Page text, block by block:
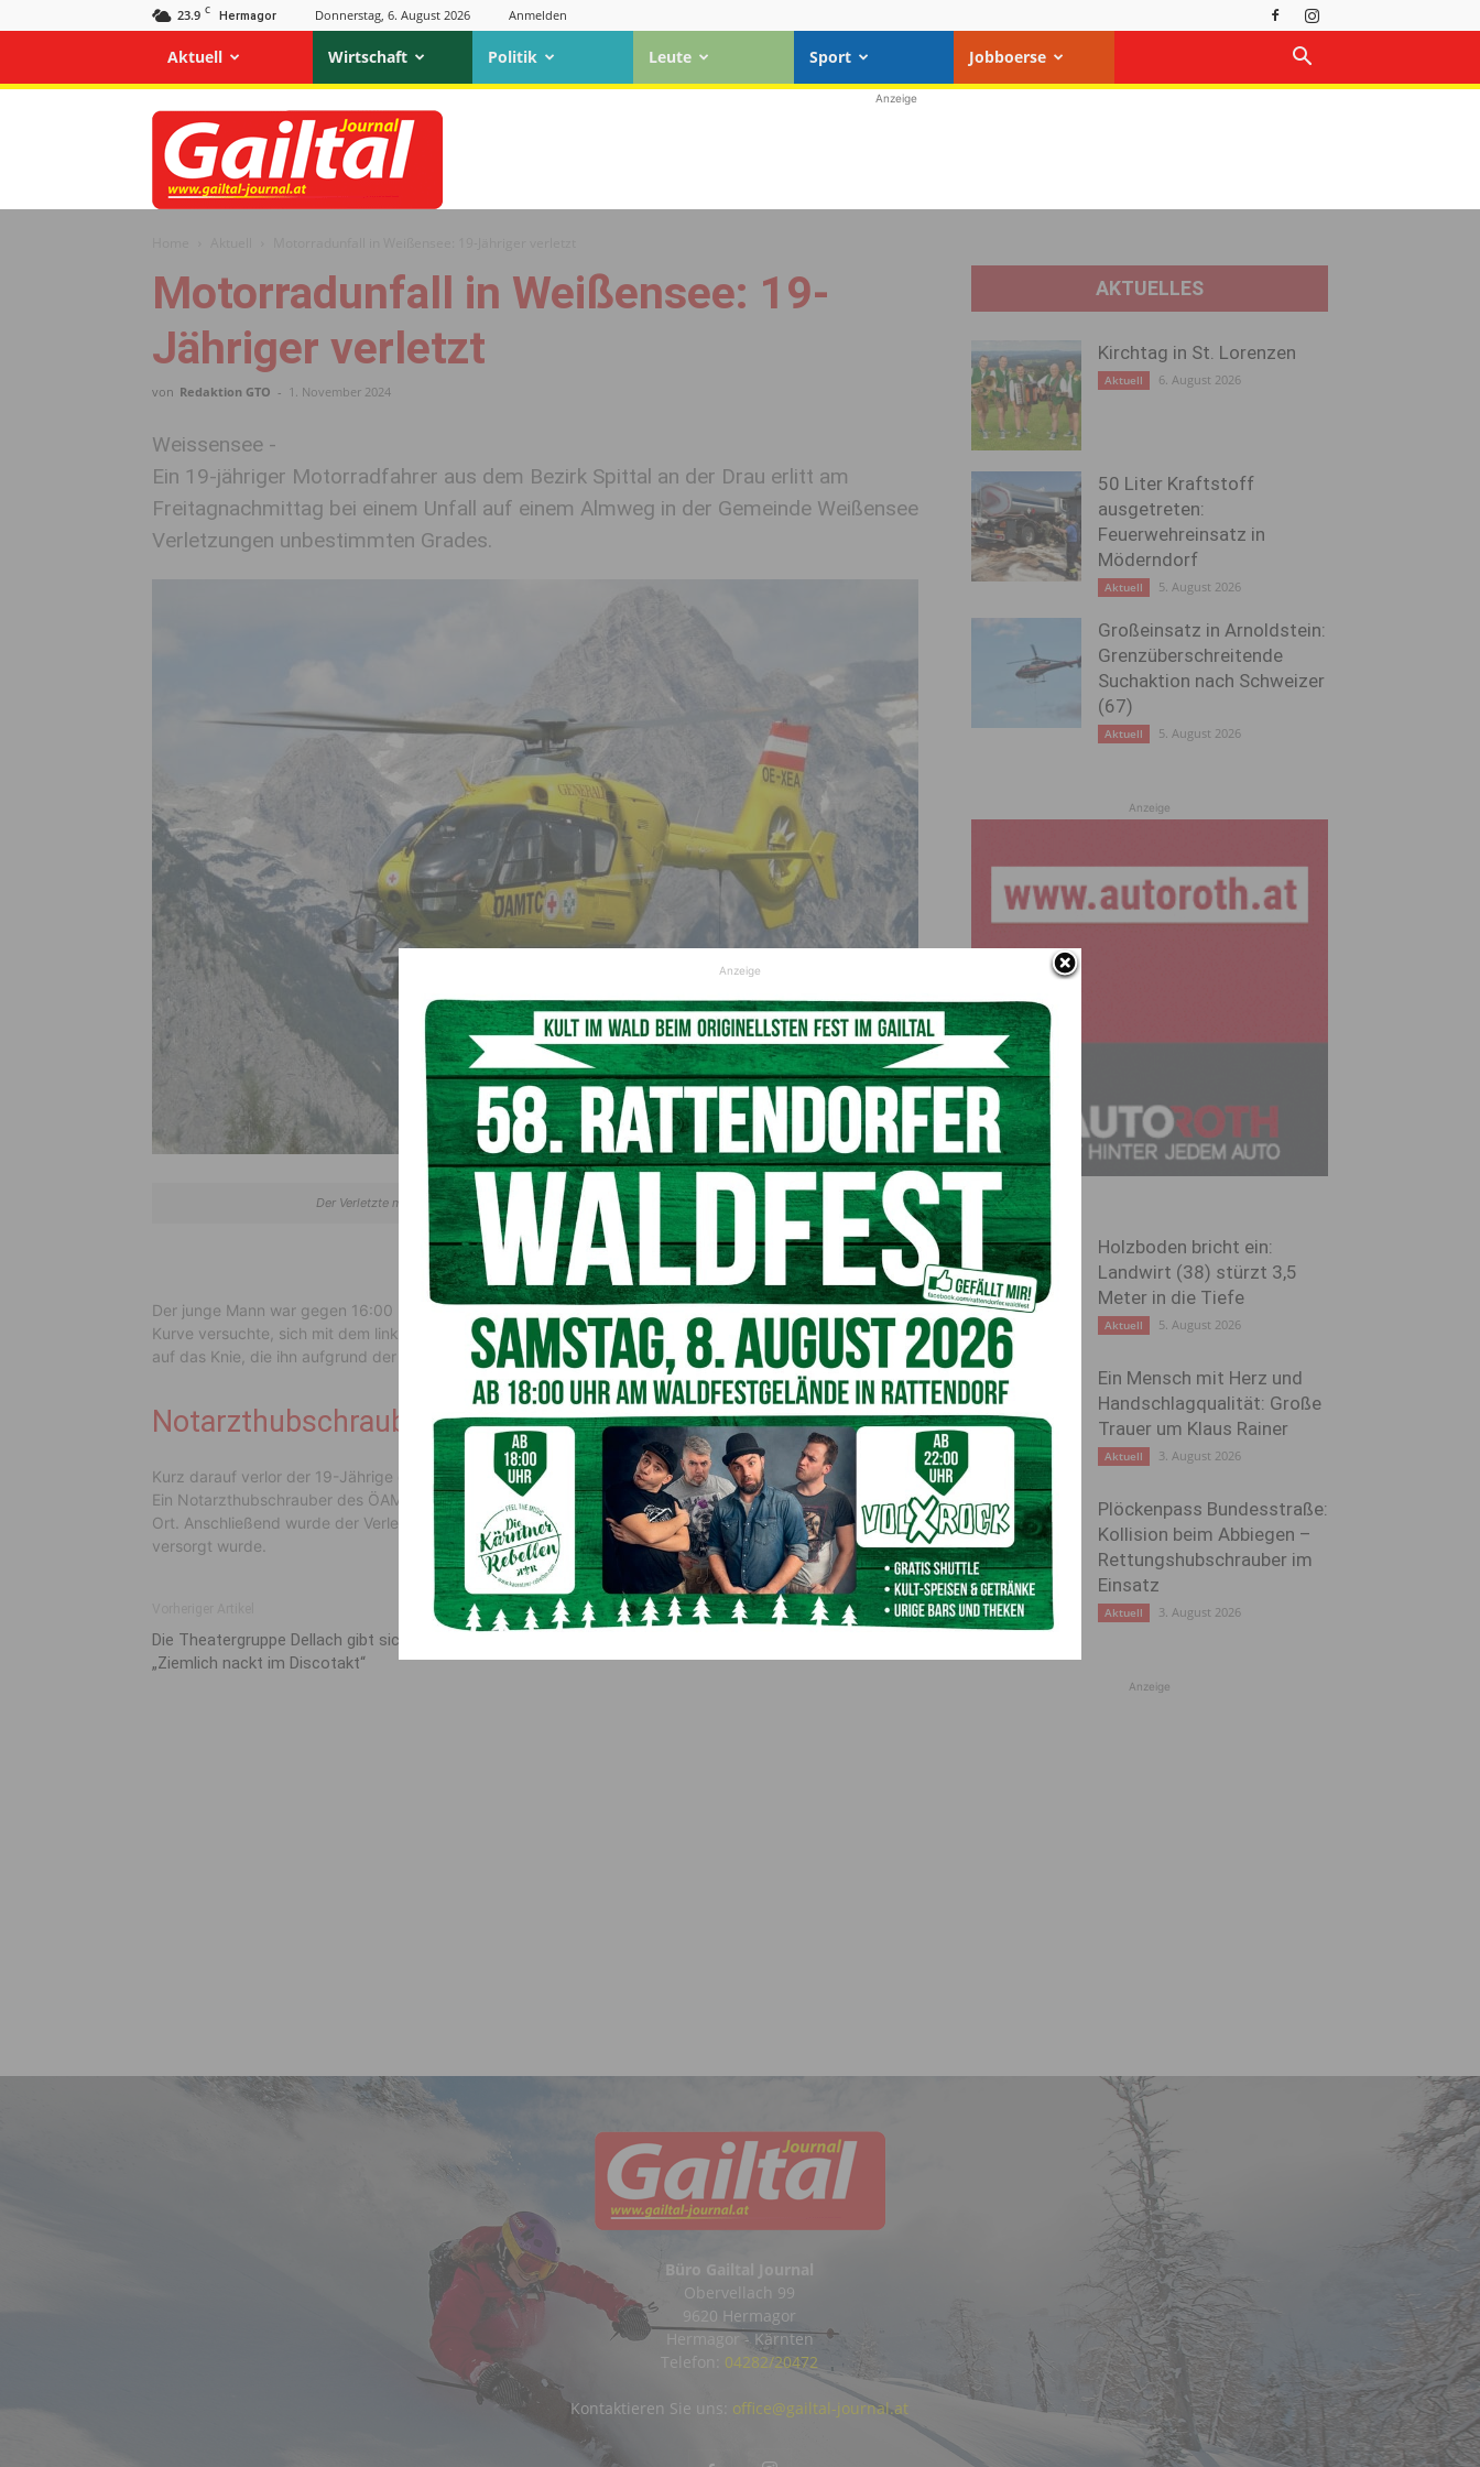
23.9 C Hermagor Donnerstag, 6. August 2026 Anmelden
Aktuell Wirtschaft Politik Leute Sport Jobboerse
Gailtal
Journal
Anzeige
Motorradunfall in Weißensee: 19-
Jähriger verletzt
von Redaktion GTO - 1. November 2024
Weissensee -
Ein 19-jähriger Motorradfahrer aus dem Bezirk Spittal an der Drau erlitt am
Freitagnachmittag bei einem Unfall auf einem Almweg in der Gemeinde Weißensee
Verletzungen unbestimmten Grades.
Der Verletzte musste mit dem Hubschrauber ins LKH Villach geflogen werden
© Symbolfoto
Der junge Mann war gegen 16:00 Uhr auf einer kurvenreichen Strecke unterwegs, als er in einer leichten
Kurve versuchte, sich mit dem linken Fuß am Boden abzustützen. Dabei erlitt er eine heftige Stoßwirkung
auf das Knie, die ihn aufgrund der Schmerzen dazu zwang, sein Motorrad anzuhalten.
Notarzthubschrauber C7 im Einsatz
Kurz darauf verlor der 19-Jährige das Gleichgewicht und stürzte mit seinem Motorrad auf die linke Seite.
Ein Notarzthubschrauber des ÖAMTC („C7“) wurde alarmiert und leistete die Erstversorgung direkt vor
Ort. Anschließend wurde der Verletzte ins Bezirkskrankenhaus Lienz geflogen, wo er medizinisch weiter
versorgt wurde.
Die Theatergruppe Dellach gibt sich heuer
„Ziemlich nackt im Discotakt“
Nächster Artikel
AKTUELLES
Kirchtag in St. Lorenzen
Aktuell 6. August 2026
50 Liter Kraftstoff
ausgetreten:
Feuerwehreinsatz in
Möderndorf
Aktuell 5. August 2026
Großeinsatz in Arnoldstein:
Grenzüberschreitende
Suchaktion nach Schweizer
(67)
Aktuell 5. August 2026
Anzeige
Holzboden bricht ein:
Landwirt (38) stürzt 3,5
Meter in die Tiefe
Aktuell 5. August 2026
Ein Mensch mit Herz und
Handschlagqualität: Große
Trauer um Klaus Rainer
Aktuell 3. August 2026
Plöckenpass Bundesstraße:
Kollision beim Abbiegen –
Rettungshubschrauber im
Einsatz
Aktuell 3. August 2026
Anzeige
Büro Gailtal Journal
Obervellach 99
9620 Hermagor
Hermagor - Kärnten
Telefon: 04282/20472
Kontaktieren Sie uns: office@gailtal-journal.at
Anzeige